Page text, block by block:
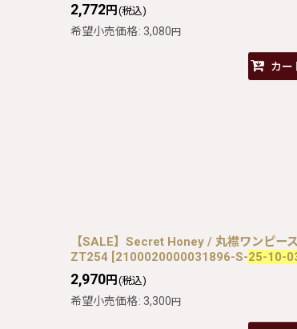
2,772円 (税込)
希望小売価格: 3,080円
カー
【SALE】Secret Honey / 丸襟ワンピー
ZT254 [2100020000031896-S-25-10-
2,970円 (税込)
希望小売価格: 3,300円